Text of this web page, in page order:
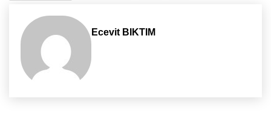
Ecevit BIKTIM